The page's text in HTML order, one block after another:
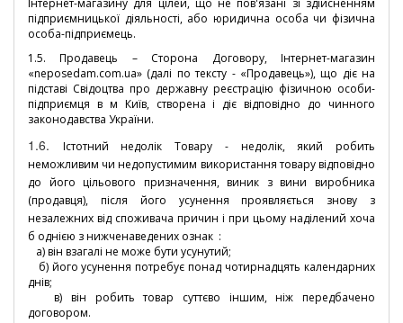
Інтернет-магазину для цілей, що не пов'язані зі здійсненням
підприємницької діяльності, або юридична особа чи фізична
особа-підприємець.
1.5. Продавець – Сторона Договору, Інтернет-магазин
«neposedam.com.ua» (далі по тексту - «Продавець»), що діє на
підставі Свідоцтва про державну реєстрацію фізичною особи-
підприємця в м Київ, створена і діє відповідно до чинного
законодавства України.
1.6.
Істотний недолік Товару - недолік, який робить
неможливим чи недопустимим використання товару відповідно
до його цільового призначення, виник з вини виробника
(продавця), після його усунення проявляється знову з
незалежних від споживача причин і при цьому наділений хоча
б однією з нижченаведених ознак :
а) він взагалі не може бути усунутий;
б) його усунення потребує понад чотирнадцять календарних
днів;
в) він робить товар суттєво іншим, ніж передбачено
договором.